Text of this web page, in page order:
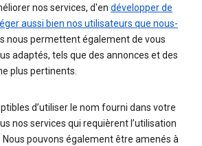
nos services, d'en développer de
aussi bien nos utilisateurs que nous-
nous permettent également de vous
adaptés, tels que des annonces et des
plus pertinents.
d’utiliser le nom fourni dans votre
nos services qui requièrent l’utilisation
Nous pouvons également être amenés à